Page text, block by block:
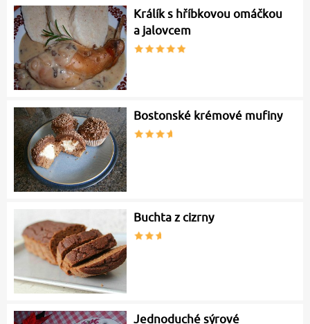
Králík s hříbkovou omáčkou
a jalovcem
Bostonské krémové mufiny
Buchta z cizrny
Jednoduché sýrové